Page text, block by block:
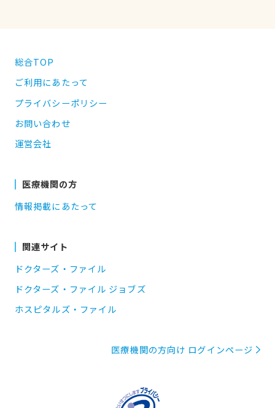
総合TOP
ご利用にあたって
プライバシーポリシー
お問い合わせ
運営会社
医療機関の方
情報掲載にあたって
関連サイト
ドクターズ・ファイル
ドクターズ・ファイル ジョブズ
ホスピタルズ・ファイル
医療機関の方向け ログインページ